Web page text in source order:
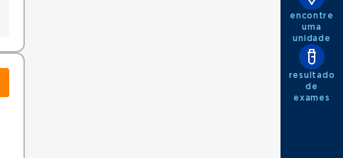
encontre
uma
unidade
resultado
de
exames